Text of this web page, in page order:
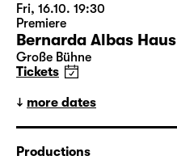
Fri, 16.10. 19:30
Premiere
Bernarda Albas Haus
Große Bühne
Tickets
more dates
Productions